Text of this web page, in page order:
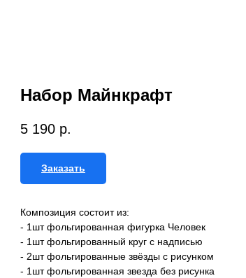
Набор Майнкрафт
5 190 р.
Заказать
Композиция состоит из:
- 1шт фольгированная фигурка Человек
- 1шт фольгированный круг с надписью
- 2шт фольгированные звёзды с рисунком
- 1шт фольгированная звезда без рисунка